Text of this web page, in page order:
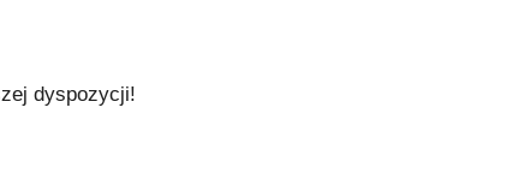
dyspozycji!